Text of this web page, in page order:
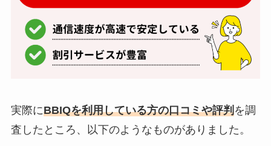
実際にBBIQを利用している方の口コミや評判を調
査したところ、以下のようなものがありました。